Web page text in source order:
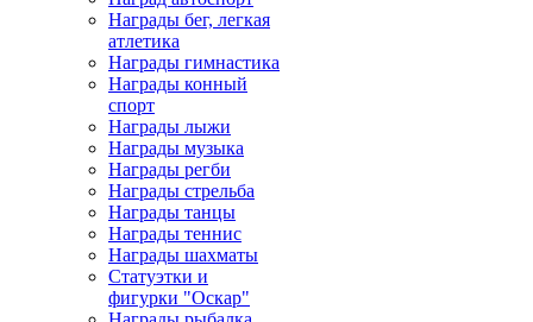
Награды бег, легкая
атлетика
Награды гимнастика
Награды конный
спорт
Награды лыжи
Награды музыка
Награды регби
Награды стрельба
Награды танцы
Награды теннис
Награды шахматы
Статуэтки и
фигурки "Оскар"